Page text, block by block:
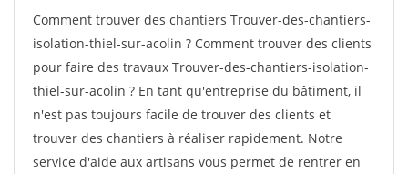
Comment trouver des chantiers Trouver-des-chantiers-
isolation-thiel-sur-acolin ? Comment trouver des clients
pour faire des travaux Trouver-des-chantiers-isolation-
thiel-sur-acolin ? En tant qu'entreprise du bâtiment, il
n'est pas toujours facile de trouver des clients et
trouver des chantiers à réaliser rapidement. Notre
service d'aide aux artisans vous permet de rentrer en